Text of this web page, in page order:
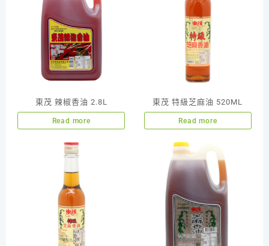
東茂 辣椒香油 2.8L
Read more
東茂 特級芝麻油 520ML
Read more